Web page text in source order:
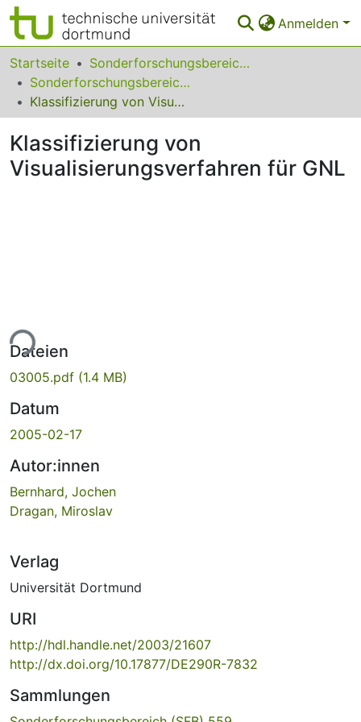
Anmelden
Bereiche & Sammlungen
Das gesamte Repositorium
FAQ
Startseite
Sonderforschungsbereiche
Sonderforschungsbereich (SFB) 559
Klassifizierung von Visualisierungsverfahren für GNL
Klassifizierung von
Visualisierungsverfahren für GNL
Dateien
03005.pdf (1.4 MB)
Datum
2005-02-17
Autor:innen
Bernhard, Jochen
Dragan, Miroslav
Verlag
Universität Dortmund
URI
http://hdl.handle.net/2003/21607
http://dx.doi.org/10.17877/DE290R-7832
Sammlungen